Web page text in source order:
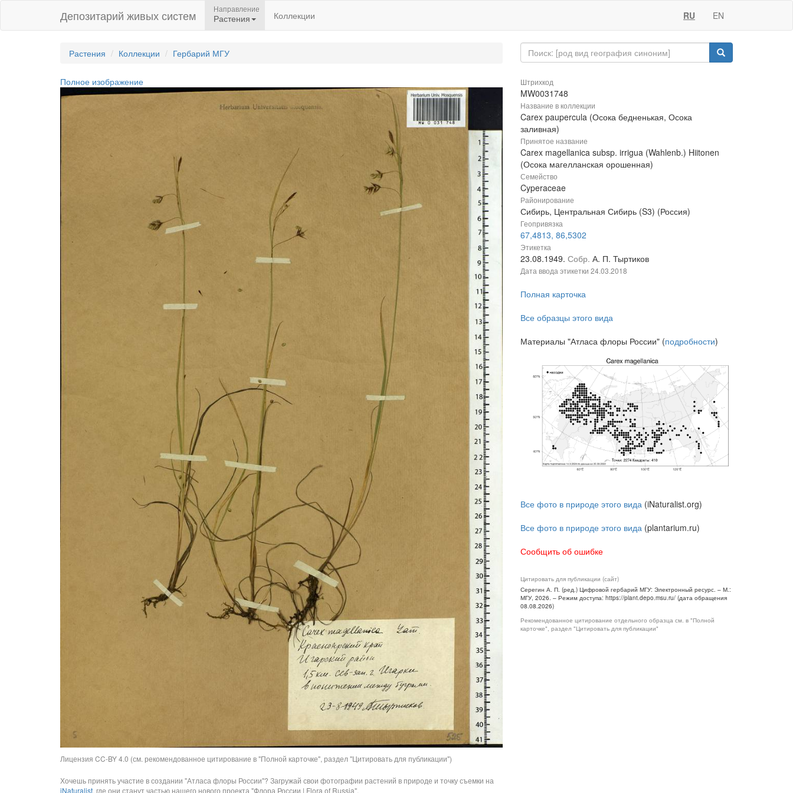
Депозитарий живых систем Направление
Растения Коллекции RU EN
Растения Коллекции Гербарий МГУ
Полное изображение
Лицензия CC-BY 4.0 (см. рекомендованное цитирование в "Полной карточке", раздел "Цитировать для публикации")
Хочешь принять участие в создании "Атласа флоры России"? Загружай свои фотографии растений в природе и точку съемки на
iNaturalist, где они станут частью нашего нового проекта "Флора России | Flora of Russia".
Штрихкод
MW0031748
Название в коллекции
Carex paupercula (Осока бедненькая, Осока
заливная)
Принятое название
Carex magellanica subsp. irrigua (Wahlenb.) Hiitonen
(Осока магелланская орошенная)
Семейство
Cyperaceae
Районирование
Сибирь, Центральная Сибирь (S3) (Россия)
Геопривязка
67,4813, 86,5302
Этикетка
23.08.1949. Собр. А. П. Тыртиков
Дата ввода этикетки 24.03.2018
Полная карточка
Все образцы этого вида
Материалы "Атласа флоры России" (подробности)
Все фото в природе этого вида (iNaturalist.org)
Все фото в природе этого вида (plantarium.ru)
Сообщить об ошибке
Цитировать для публикации (сайт)
Серегин А. П. (ред.) Цифровой гербарий МГУ: Электронный ресурс. – М.:
МГУ, 2026. – Режим доступа: https://plant.depo.msu.ru/ (дата обращения
08.08.2026)
Рекомендованное цитирование отдельного образца см. в "Полной
карточке", раздел "Цитировать для публикации"